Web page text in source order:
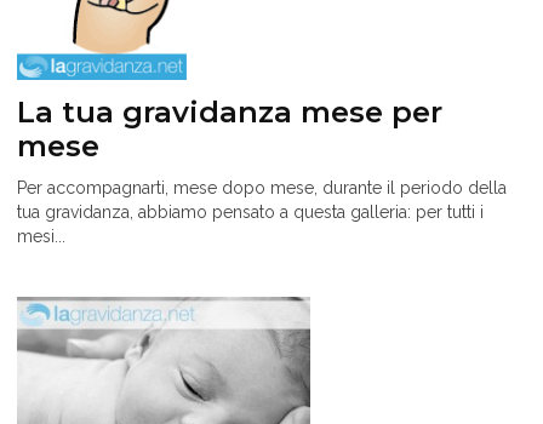
La tua gravidanza mese per
mese
Per accompagnarti, mese dopo mese, durante il periodo della
tua gravidanza, abbiamo pensato a questa galleria: per tutti i
mesi...